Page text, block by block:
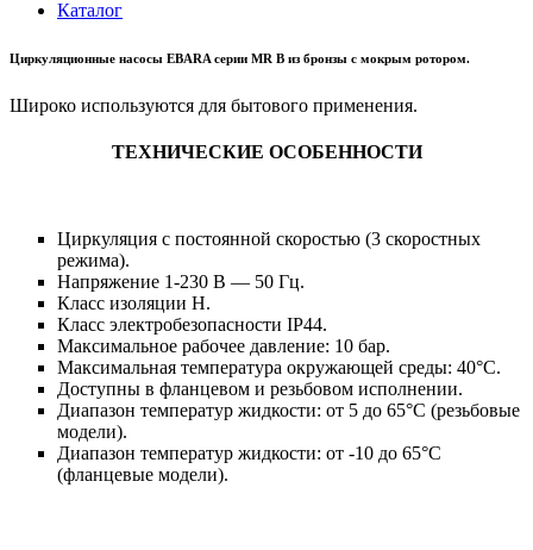
Каталог
Циркуляционные насосы EBARA серии MR B из бронзы с мокрым ротором.
Широко используются для бытового применения.
ТЕХНИЧЕСКИЕ ОСОБЕННОСТИ
Циркуляция с постоянной скоростью (3 скоростных
режима).
Напряжение 1-230 В — 50 Гц.
Класс изоляции Н.
Класс электробезопасности IP44.
Максимальное рабочее давление: 10 бар.
Максимальная температура окружающей среды: 40°C.
Доступны в фланцевом и резьбовом исполнении.
Диапазон температур жидкости: от 5 до 65°C (резьбовые
модели).
Диапазон температур жидкости: от -10 до 65°C
(фланцевые модели).